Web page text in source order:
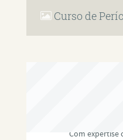
Curso de
Com expertise